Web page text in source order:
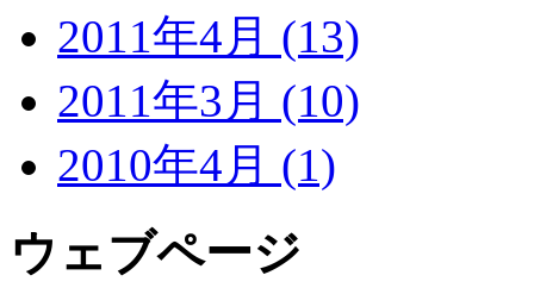
2011年4月 (13)
2011年3月 (10)
2010年4月 (1)
ウェブページ